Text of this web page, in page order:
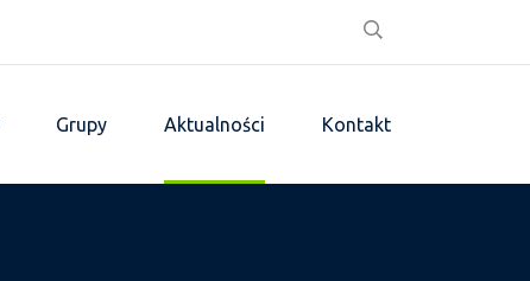
Grupy Aktualności Kontakt